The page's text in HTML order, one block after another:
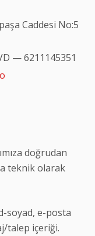
Caddesi No:5
— 6211145351
doğrudan
teknik olarak
soyad, e-posta
talep içeriği.